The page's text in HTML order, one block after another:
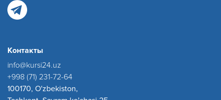
Контакты
info@kursi24.uz
+998 (71) 231-72-64
100170, O'zbekiston,